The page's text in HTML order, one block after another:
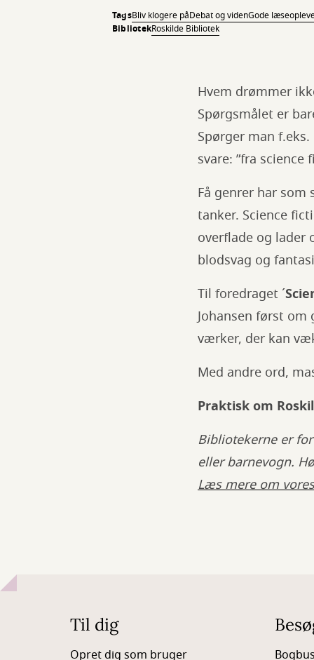
TagsBliv klogere påDebat og videnGode
BibliotekRoskilde Bibliotek
Hvem drømmer
Spørgsmålet er
Spørger man
svare: ”fra science
Få genrer har
tanker. Science
overflade og
blodsvag og
Til foredraget ´
Johansen først
værker, der kan
Med andre ord,
Praktisk om
Bibliotekerne er
eller barnevogn.
Læs mere om
Til dig
Opret dig som bruger